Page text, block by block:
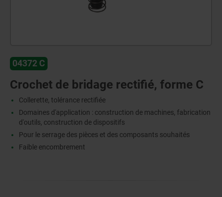
04372 C
Crochet de bridage rectifié, forme C
Collerette, tolérance rectifiée
Domaines d'application : construction de machines, fabrication
d'outils, construction de dispositifs
Pour le serrage des pièces et des composants souhaités
Faible encombrement